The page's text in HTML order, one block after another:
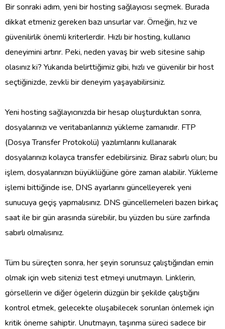
Bir sonraki adım, yeni bir hosting sağlayıcısı seçmek. Burada
dikkat etmeniz gereken bazı unsurlar var. Örneğin, hız ve
güvenilirlik önemli kriterlerdir. Hızlı bir hosting, kullanıcı
deneyimini artırır. Peki, neden yavaş bir web sitesine sahip
olasınız ki? Yukarıda belirttiğimiz gibi, hızlı ve güvenilir bir host
seçtiğinizde, zevkli bir deneyim yaşayabilirsiniz.
Yeni hosting sağlayıcınızda bir hesap oluşturduktan sonra,
dosyalarınızı ve veritabanlarınızı yükleme zamanıdır. FTP
(Dosya Transfer Protokolü) yazılımlarını kullanarak
dosyalarınızı kolayca transfer edebilirsiniz. Biraz sabırlı olun; bu
işlem, dosyalarınızın büyüklüğüne göre zaman alabilir. Yükleme
işlemi bittiğinde ise, DNS ayarlarını güncelleyerek yeni
sunucuya geçiş yapmalısınız. DNS güncellemeleri bazen birkaç
saat ile bir gün arasında sürebilir, bu yüzden bu süre zarfında
sabırlı olmalısınız.
Tüm bu süreçten sonra, her şeyin sorunsuz çalıştığından emin
olmak için web sitenizi test etmeyi unutmayın. Linklerin,
görsellerin ve diğer ögelerin düzgün bir şekilde çalıştığını
kontrol etmek, gelecekte oluşabilecek sorunları önlemek için
kritik öneme sahiptir. Unutmayın, taşınma süreci sadece bir